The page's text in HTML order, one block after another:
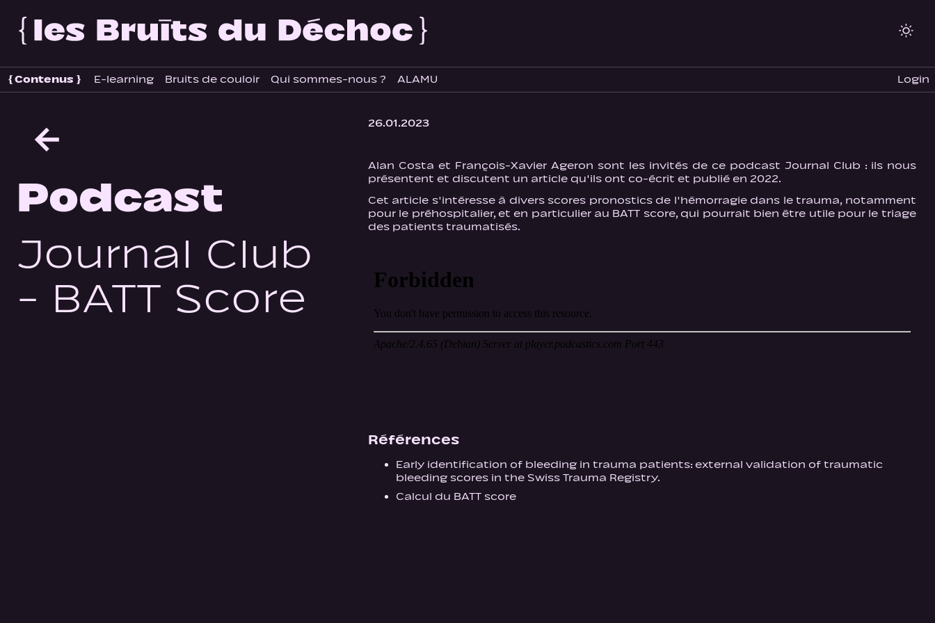
{Contenus } E-learning Bruits de couloir Qui sommes-nous ? ALAMU Login
←
Podcast
Journal Club
- BATT Score
26.01.2023
Alan Costa et François-Xavier Ageron sont les invités de ce podcast Journal Club : ils nous
présentent et discutent un article qu'ils ont co-écrit et publié en 2022.
Cet article s'intéresse à divers scores pronostics de l'hémorragie dans le trauma, notamment
pour le préhospitalier, et en particulier au BATT score, qui pourrait bien être utile pour le triage
des patients traumatisés.
Références
Early identification of bleeding in trauma patients: external validation of traumatic
bleeding scores in the Swiss Trauma Registry.
Calcul du BATT score